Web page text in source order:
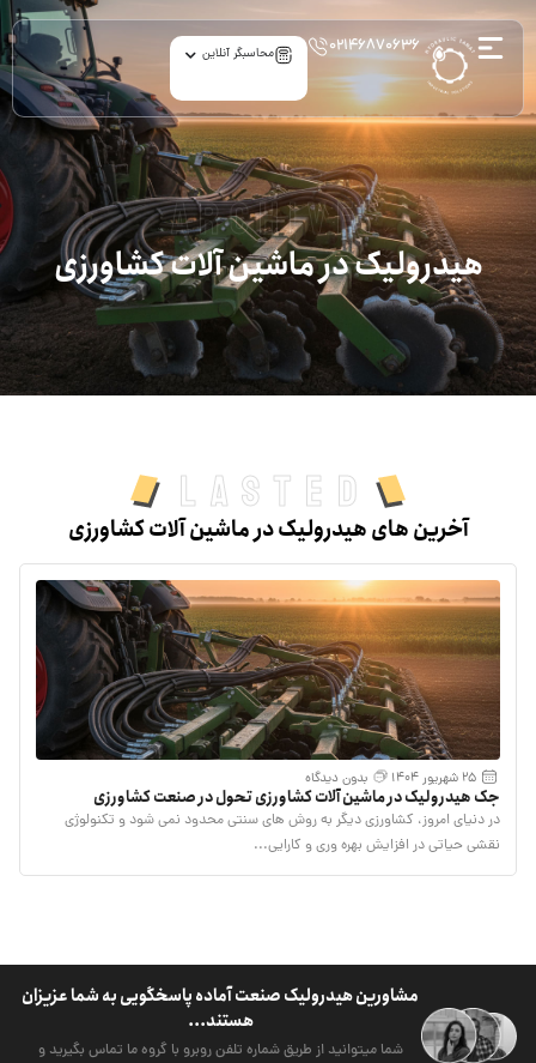
۰۲۱۴۶۸۷۰۶۳۶ محاسبگر آنلاین
archive
هیدرولیک در ماشین‌ آلات کشاورزی
Lasted
آخرین های هیدرولیک در ماشین‌ آلات کشاورزی
25 شهریور 1404 بدون دیدگاه
جک هیدرولیک در ماشین‌ آلات کشاورزی تحول در صنعت کشاورزی
در دنیای امروز، کشاورزی دیگر به روش های سنتی محدود نمی شود و تکنولوژی
نقشی حیاتی در افزایش بهره وری و کارایی...
مشاورین هیدرولیک صنعت آماده پاسخگویی به شما عزیزان
هستند...
شما میتوانید از طریق شماره تلفن روبرو با گروه ما تماس بگیرید و